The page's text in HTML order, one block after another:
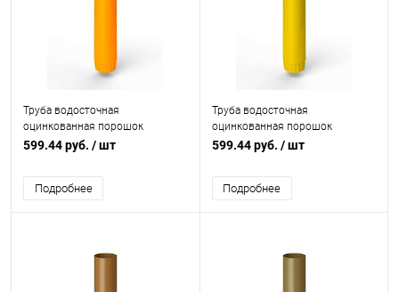
Труба водосточная
оцинкованная порошок
ф125х1250мм RAL 1028
599.44 руб. / шт
Подробнее
Труба водосточная
оцинкованная порошок
ф125х1250мм RAL 1023
599.44 руб. / шт
Подробнее